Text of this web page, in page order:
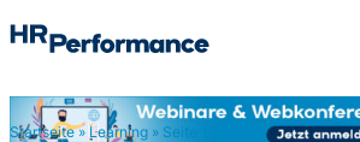
Startseite» Learning » Seite 11